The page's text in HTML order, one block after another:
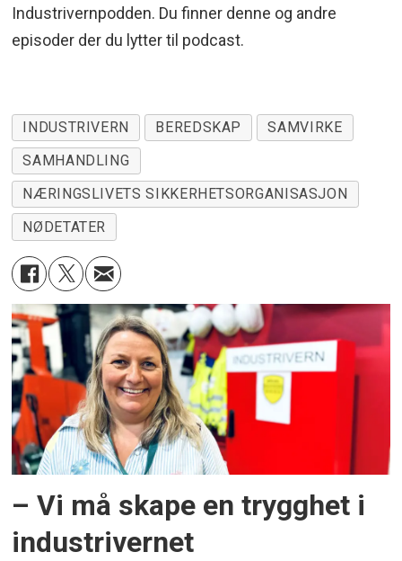
Industrivernpodden. Du finner denne og andre
episoder der du lytter til podcast.
INDUSTRIVERN BEREDSKAP
SAMVIRKE
SAMHANDLING
NÆRINGSLIVETS SIKKERHETSORGANISASJON
NØDETATER
– Vi må skape en trygghet i
industrivernet